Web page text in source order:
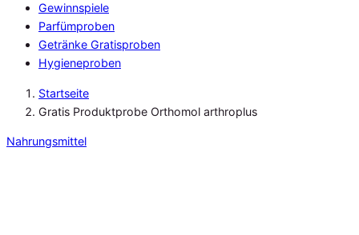
Gewinnspiele
Parfümproben
Getränke Gratisproben
Hygieneproben
Startseite
Gratis Produktprobe Orthomol arthroplus
Nahrungsmittel